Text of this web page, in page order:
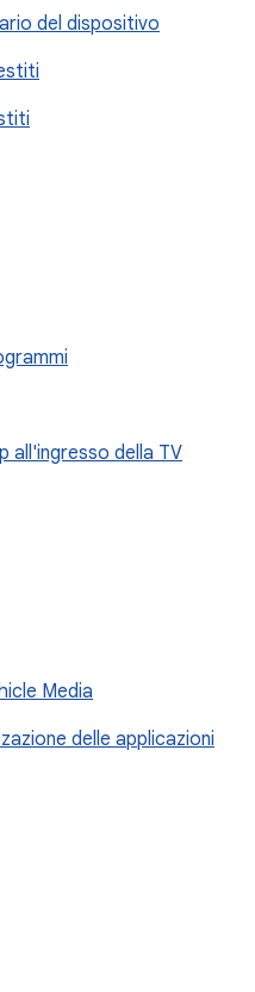
del dispositivo
all'ingresso della TV
Media
delle applicazioni